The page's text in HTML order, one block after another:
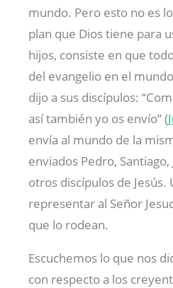
mundo. Pero esto no es
plan que Dios tiene para
hijos, consiste en que
del evangelio en el
dijo a sus discípulos:
así también yo os envío” (
envía al mundo de la
enviados Pedro,
otros discípulos de Jesús.
representar al Señor
que lo rodean.
Escuchemos lo que nos
con respecto a los